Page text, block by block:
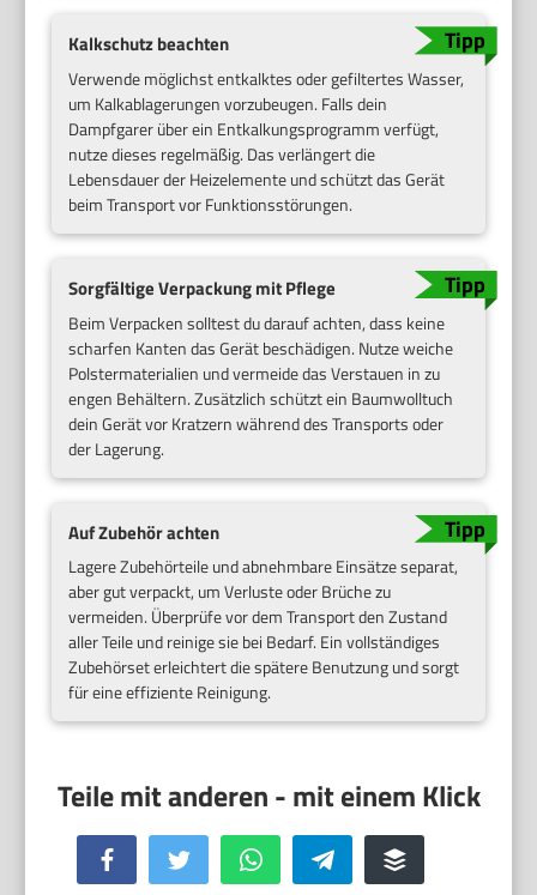
Kalkschutz beachten
Verwende möglichst entkalktes oder gefiltertes Wasser,
um Kalkablagerungen vorzubeugen. Falls dein
Dampfgarer über ein Entkalkungsprogramm verfügt,
nutze dieses regelmäßig. Das verlängert die
Lebensdauer der Heizelemente und schützt das Gerät
beim Transport vor Funktionsstörungen.
Sorgfältige Verpackung mit Pflege
Beim Verpacken solltest du darauf achten, dass keine
scharfen Kanten das Gerät beschädigen. Nutze weiche
Polstermaterialien und vermeide das Verstauen in zu
engen Behältern. Zusätzlich schützt ein Baumwolltuch
dein Gerät vor Kratzern während des Transports oder
der Lagerung.
Auf Zubehör achten
Lagere Zubehörteile und abnehmbare Einsätze separat,
aber gut verpackt, um Verluste oder Brüche zu
vermeiden. Überprüfe vor dem Transport den Zustand
aller Teile und reinige sie bei Bedarf. Ein vollständiges
Zubehörset erleichtert die spätere Benutzung und sorgt
für eine effiziente Reinigung.
Facebook Twitter WhatsApp Telegram Buffer